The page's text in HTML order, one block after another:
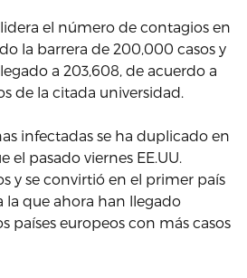
el número de contagios en
la barrera de 200,000 casos y
a 203,608, de acuerdo a
de la citada universidad.
infectadas se ha duplicado en
el pasado viernes EE.UU.
y se convirtió en el primer país
la que ahora han llegado
países europeos con más casos